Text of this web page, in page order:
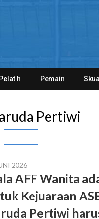
Pelatih Pemain
Pertiwi
2026
AFF Wanita
Kejuaraan
Pertiwi